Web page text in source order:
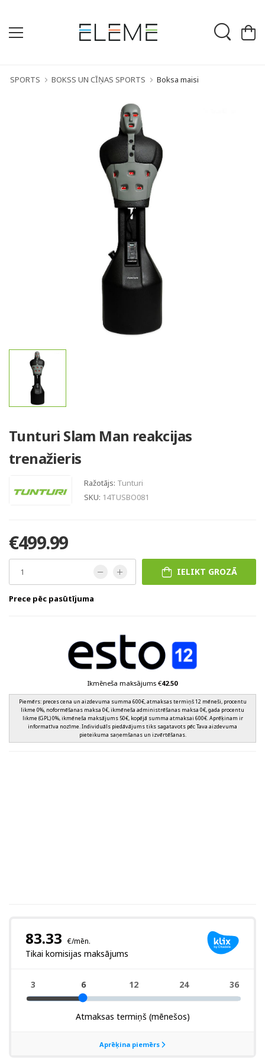
SPORTS BOKSS UN CĪŅAS SPORTS Boksa maisi
Tunturi Slam Man reakcijas
trenažieris
Ražotājs: Tunturi
SKU: 14TUSBO081
€499.99
IELIKT GROZĀ
Prece pēc pasūtījuma
Ikmēneša maksājums €42.50
Piemērs: preces cena un aizdevuma summa 600€, atmaksas termiņš 12 mēneši, procentu
likme 0%, noformēšanas maksa 0€, ikmēneša administrēšanas maksa 0€, gada procentu
likme (GPL) 0%, ikmēneša maksājums 50€, kopējā summa atmaksai 600€. Aprēķinam ir
informatīva nozīme. Individuāls piedāvājums tiks sagatavots pēc Tava aizdevuma
pieteikuma saņemšanas un izvērtēšanas.